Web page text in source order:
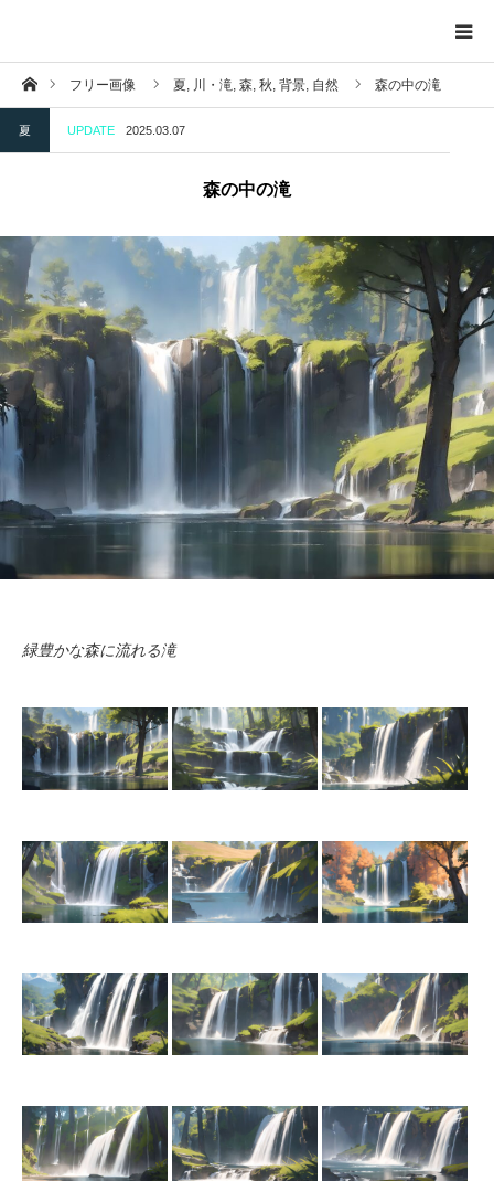
ホームフリー画像 夏, 川・滝, 森, 秋, 背景, 自然 森の中の滝
夏 UPDATE 2025.03.07
森の中の滝
緑豊かな森に流れる滝
トップページ
投稿一覧ページ
掲示物
自然
建造物
お知らせ